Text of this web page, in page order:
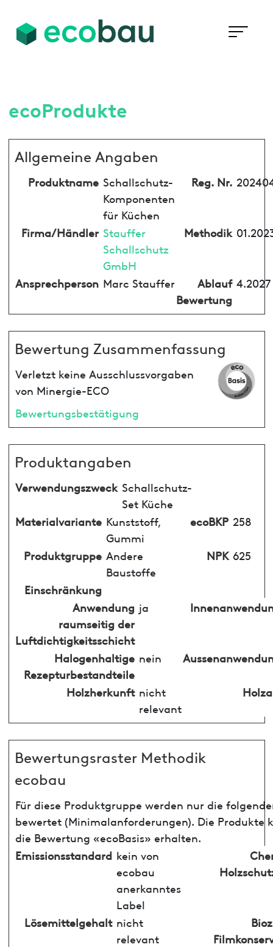
ecoProdukte
Allgemeine Angaben
Produktname Schallschutz-
Komponenten
für Küchen
Reg. Nr.
Firma/Händler Stauffer
Schallschutz
GmbH
Methodik
Ansprechperson Marc Stauffer
Ablauf
Bewertung
4.2027
Bewertung Zusammenfassung
Verletzt keine Ausschlussvorgaben
von Minergie-ECO
Bewertungsbestätigung
Produktangaben
Verwendungszweck Schallschutz-
Set Küche
Materialvariante Kunststoff,
Gummi
ecoBKP 258
Produktgruppe Andere
Baustoffe
NPK 625
Einschränkung
Anwendung
raumseitig der
Luftdichtigkeitsschicht
ja
Halogenhaltige
Rezepturbestandteile
nein
Holzherkunft nicht
relevant
Bewertungsraster Methodik
ecobau
Für diese Produktgruppe werden nur die
bewertet (Minimalanforderungen). Die Produkte
die Bewertung «ecoBasis» erhalten.
Emissionsstandard kein von
ecobau
anerkanntes
Label
Lösemittelgehalt nicht
relevant